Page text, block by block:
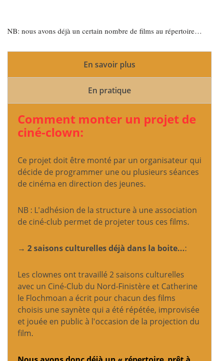
NB: nous avons déjà un certain nombre de films au répertoire…
En savoir plus
En pratique
Comment monter un projet de
ciné-clown:
Ce projet doit être monté par un organisateur qui
décide de programmer une ou plusieurs séances
de cinéma en direction des jeunes.
NB : L'adhésion de la structure à une association
de ciné-club permet de projeter tous ces films.
→ 2 saisons culturelles déjà dans la boite...:
Les clownes ont travaillé 2 saisons culturelles
avec un Ciné-Club du Nord-Finistère et Catherine
le Flochmoan a écrit pour chacun des films
choisis une saynète qui a été répétée, improvisée
et jouée en public à l'occasion de la projection du
film.